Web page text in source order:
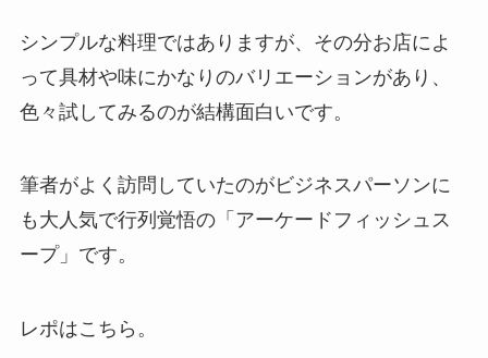
シンプルな料理ではありますが、その分お店によ
って具材や味にかなりのバリエーションがあり、
色々試してみるのが結構面白いです。
筆者がよく訪問していたのがビジネスパーソンに
も大人気で行列覚悟の「アーケードフィッシュス
ープ」です。
レポはこちら。